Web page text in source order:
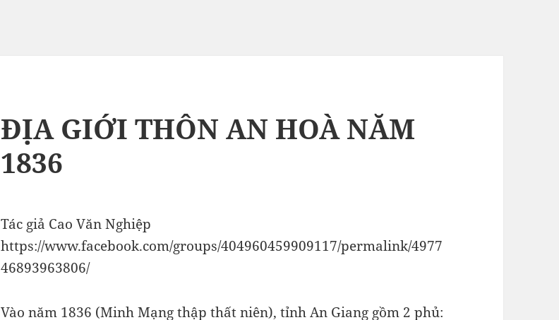
ĐỊA GIỚI THÔN AN HOÀ NĂM
1836
Tác giả Cao Văn Nghiệp
https://www.facebook.com/groups/404960459909117/permalink/4977
46893963806/
Vào năm 1836 (Minh Mạng thập thất niên), tỉnh An Giang gồm 2 phủ: